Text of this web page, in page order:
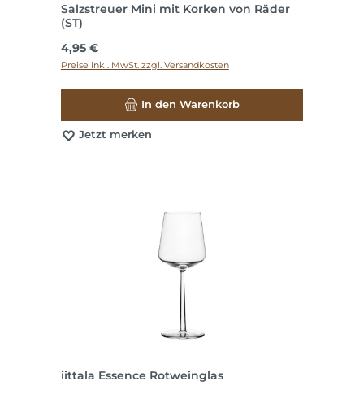
Salzstreuer Mini mit Korken von Räder
(ST)
Regulärer Preis:
4,95 €
Preise inkl. MwSt. zzgl. Versandkosten
In den Warenkorb
Jetzt merken
iittala Essence Rotweinglas